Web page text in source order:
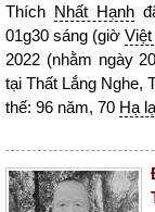
Thích Nhất Hạnh
01g30 sáng (giờ
2022 (nhằm ngày
tại Thất Lắng Nghe,
thế: 96 năm, 70 Hạ